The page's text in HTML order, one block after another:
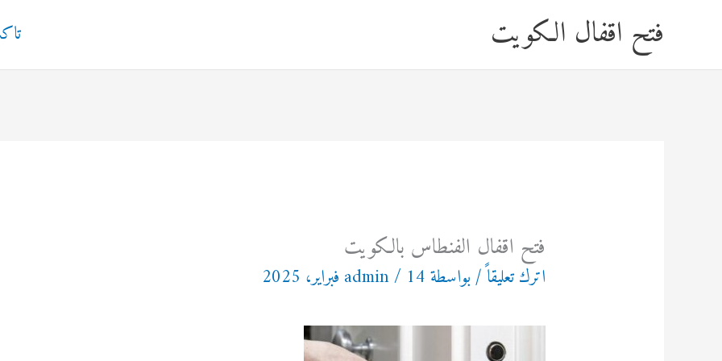
المحتوى
فتح اقفال الكويت
فتح اقفال الفنطاس بالكويت
اترك تعليقاً/ بواسطة admin/ 14 فبراير، 2025